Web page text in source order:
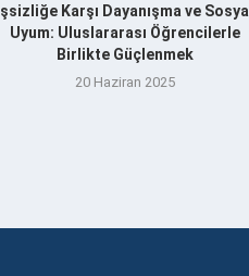
İşsizliğe Karşı Dayanışma ve Sosyal
Uyum: Uluslararası Öğrencilerle
Birlikte Güçlenmek
20 Haziran 2025